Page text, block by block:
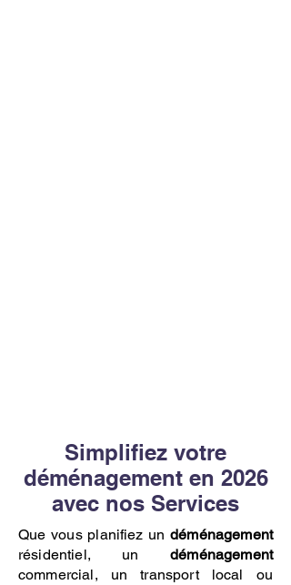
Simplifiez votre
déménagement en 2026
avec nos Services
Que vous planifiez undéménagement
résidentiel, undéménagement
commercial, un transport local ou